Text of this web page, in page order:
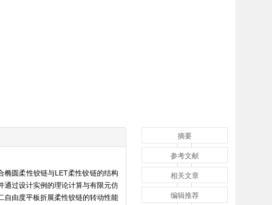
椭圆柔性铰链与LET柔性铰链的结构
通过设计实例的理论计算与有限元仿
自由度平板折展柔性铰链的转动性能
摘要
参考文献
相关文章
编辑推荐